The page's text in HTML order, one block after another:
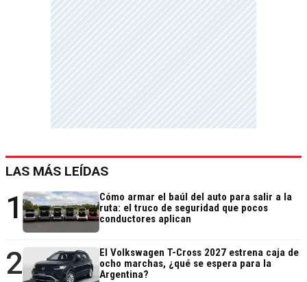
LAS MÁS LEÍDAS
1
Cómo armar el baúl del auto para salir a la
ruta: el truco de seguridad que pocos
conductores aplican
2
El Volkswagen T-Cross 2027 estrena caja de
ocho marchas, ¿qué se espera para la
Argentina?